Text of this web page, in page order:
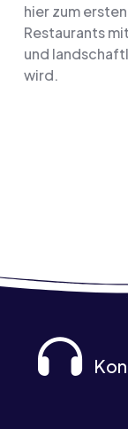
hier zum
Restaurants
und
wird.